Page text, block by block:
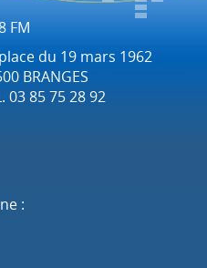
FM
du 19 mars 1962
BRANGES
03 85 75 28 92
: